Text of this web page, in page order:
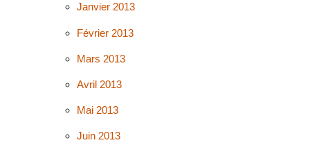
Janvier 2013
Février 2013
Mars 2013
Avril 2013
Mai 2013
Juin 2013